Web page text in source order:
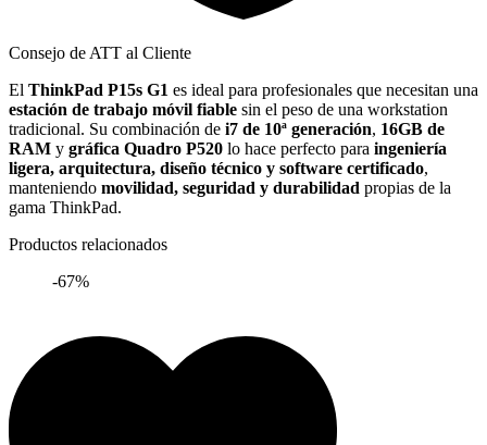
Consejo de ATT al Cliente
El ThinkPad P15s G1 es ideal para profesionales que necesitan una
estación de trabajo móvil fiable sin el peso de una workstation
tradicional. Su combinación de i7 de 10ª generación, 16GB de
RAM y gráfica Quadro P520 lo hace perfecto para ingeniería
ligera, arquitectura, diseño técnico y software certificado,
manteniendo movilidad, seguridad y durabilidad propias de la
gama ThinkPad.
Productos relacionados
-67%